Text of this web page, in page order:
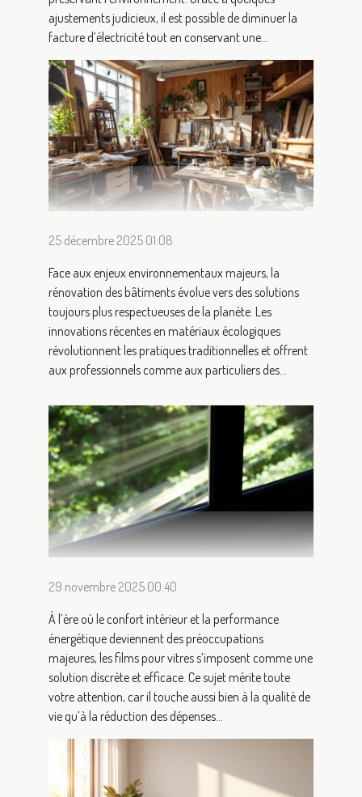
ajustements judicieux, il est possible de diminuer la
facture d’électricité tout en conservant une...
25 décembre 2025 01:08
Face aux enjeux environnementaux majeurs, la
rénovation des bâtiments évolue vers des solutions
toujours plus respectueuses de la planète. Les
innovations récentes en matériaux écologiques
révolutionnent les pratiques traditionnelles et offrent
aux professionnels comme aux particuliers des...
29 novembre 2025 00:40
À l’ère où le confort intérieur et la performance
énergétique deviennent des préoccupations
majeures, les films pour vitres s’imposent comme une
solution discrète et efficace. Ce sujet mérite toute
votre attention, car il touche aussi bien à la qualité de
vie qu’à la réduction des dépenses...